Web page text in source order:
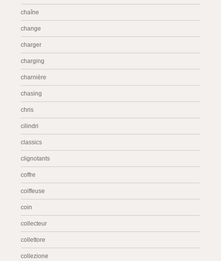
chaîne
change
charger
charging
charnière
chasing
chris
cilindri
classics
clignotants
coffre
coiffeuse
coin
collecteur
collettore
collezione